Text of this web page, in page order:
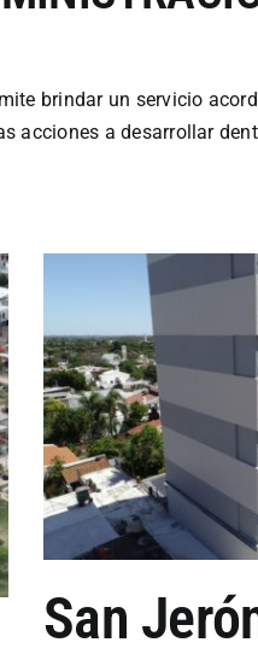
brindar un servicio
acciones a desarrollar
San